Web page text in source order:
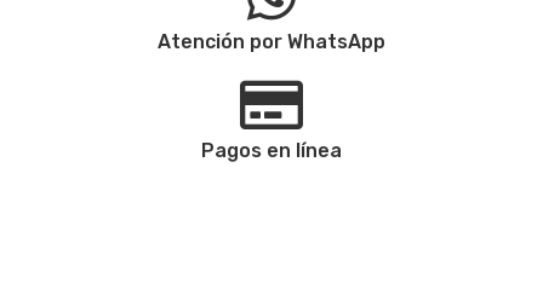
Atención por WhatsApp
Pagos en línea